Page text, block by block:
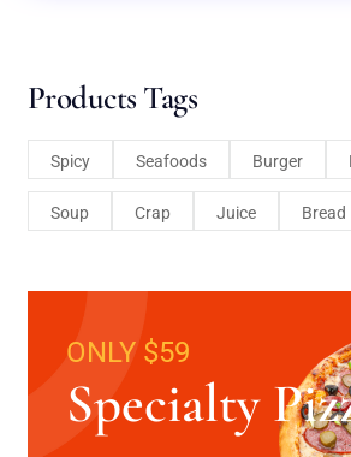
Products Tags
Spicy Seafoods Burger
Soup Crap Juice Bread
ONLY $59
Specialty